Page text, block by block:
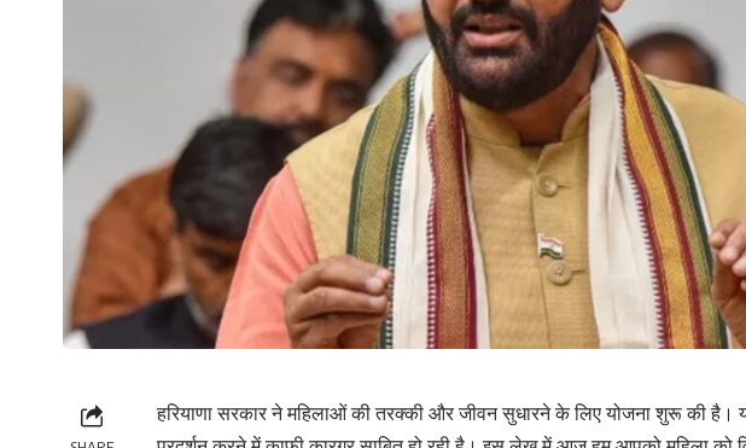
हरियाणा सरकार ने महिलाओं की तरक्की और जीवन सुधारने के लिए योजना शुरू की है।